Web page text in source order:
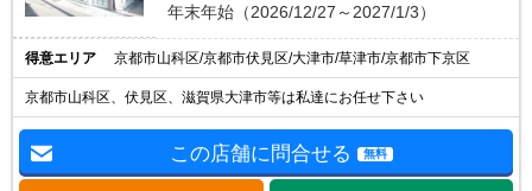
年末年始（2026/12/27～2027/1/3）
得意エリア 京都市山科区/京都市伏見区/大津市/草津市/京都市下京区
京都市山科区、伏見区、滋賀県大津市等は私達にお任せ下さい
この店舗に問合せる 無料